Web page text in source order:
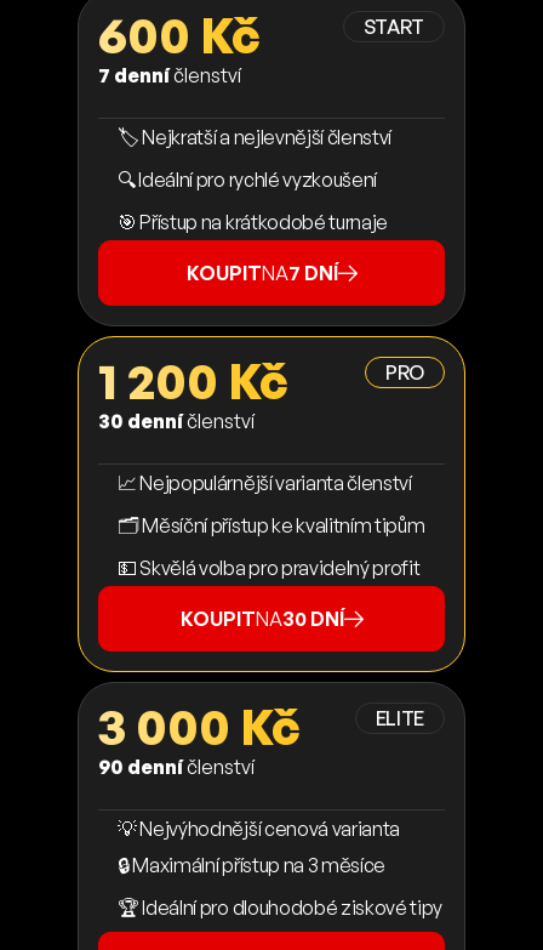
START
600 Kč
7 denníčlenství
🏷️ Nejkratší a nejlevnější členství
🔍 Ideální pro rychlé vyzkoušení
🎯 Přístup na krátkodobé turnaje
KOUPITNA7 DNÍ
PRO
1 200 Kč
30 denníčlenství
📈 Nejpopulárnější varianta členství
🗂️ Měsíční přístup ke kvalitním tipům
💵 Skvělá volba pro pravidelný profit
KOUPITNA30 DNÍ
ELITE
3 000 Kč
90 denníčlenství
💡 Nejvýhodnější cenová varianta
🔒 Maximální přístup na 3 měsíce
🏆 Ideální pro dlouhodobé ziskové tipy